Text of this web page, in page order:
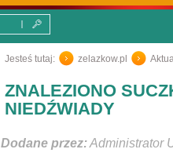
Jesteś tutaj: zelazkow.pl
ZNALEZIONO
NIEDŹWIADY
Dodane przez:Administrator